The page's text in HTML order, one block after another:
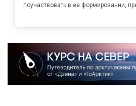
поучаствовать в ее формировании,